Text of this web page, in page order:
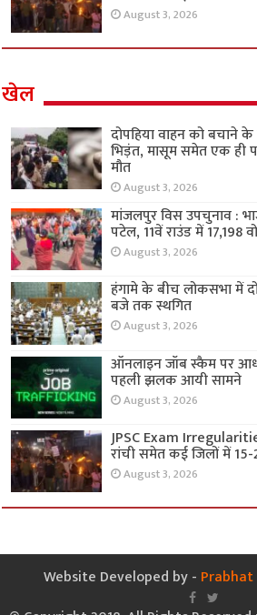
August 3, 2026
खेल
दोपहिया वाहन को बचाने के
भिड़ंत, मासूम समेत एक ही
मौत
August 3, 2026
मांजलपुर विस उपचुनाव :
पटेल, 11वें राउंड में 17,198
August 3, 2026
हंगामे के बीच लोकसभा में
बजे तक स्थगित
August 3, 2026
ऑनलाइन जॉब स्कैम पर
पहली झलक आयी सामने
August 3, 2026
JPSC Exam
रांची समेत कई जिलों में 15-
August 3, 2026
Website Developed by -